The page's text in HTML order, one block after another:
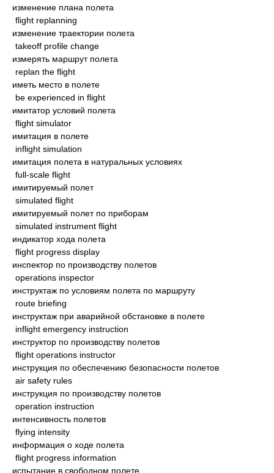
изменение плана полета
flight replanning
изменение траектории полета
takeoff profile change
измерять маршрут полета
replan the flight
иметь место в полете
be experienced in flight
имитатор условий полета
flight simulator
имитация в полете
inflight simulation
имитация полета в натуральных условиях
full-scale flight
имитируемый полет
simulated flight
имитируемый полет по приборам
simulated instrument flight
индикатор хода полета
flight progress display
инспектор по производству полетов
operations inspector
инструктаж по условиям полета по маршруту
route briefing
инструктаж при аварийной обстановке в полете
inflight emergency instruction
инструктор по производству полетов
flight operations instructor
инструкция по обеспечению безопасности полетов
air safety rules
инструкция по производству полетов
operation instruction
интенсивность полетов
flying intensity
информация о ходе полета
flight progress information
испытание в свободном полете